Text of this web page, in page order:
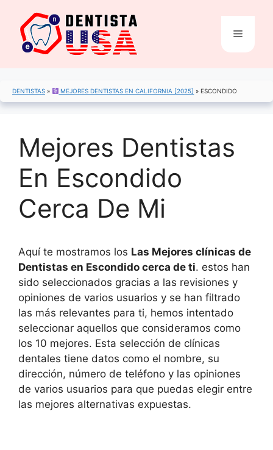
contenido
Menú
DENTISTAS » MEJORES DENTISTAS EN CALIFORNIA [2025] »ESCONDIDO
Mejores Dentistas
En Escondido
Cerca De Mi
Aquí te mostramos los Las Mejores clínicas de
Dentistas en Escondido cerca de ti. estos han
sido seleccionados gracias a las revisiones y
opiniones de varios usuarios y se han filtrado
las más relevantes para ti, hemos intentado
seleccionar aquellos que consideramos como
los 10 mejores. Esta selección de clínicas
dentales tiene datos como el nombre, su
dirección, número de teléfono y las opiniones
de varios usuarios para que puedas elegir entre
las mejores alternativas expuestas.